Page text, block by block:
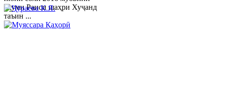
якуми Раиси шаҳри Хуҷанд
таъин ...